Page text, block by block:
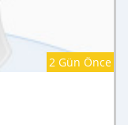
2 Gün Önce